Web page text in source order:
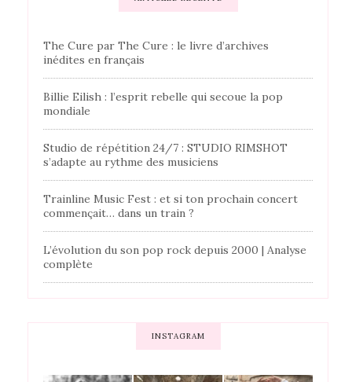
The Cure par The Cure : le livre d’archives
inédites en français
Billie Eilish : l’esprit rebelle qui secoue la pop
mondiale
Studio de répétition 24/7 : STUDIO RIMSHOT
s’adapte au rythme des musiciens
Trainline Music Fest : et si ton prochain concert
commençait… dans un train ?
L’évolution du son pop rock depuis 2000 | Analyse
complète
INSTAGRAM